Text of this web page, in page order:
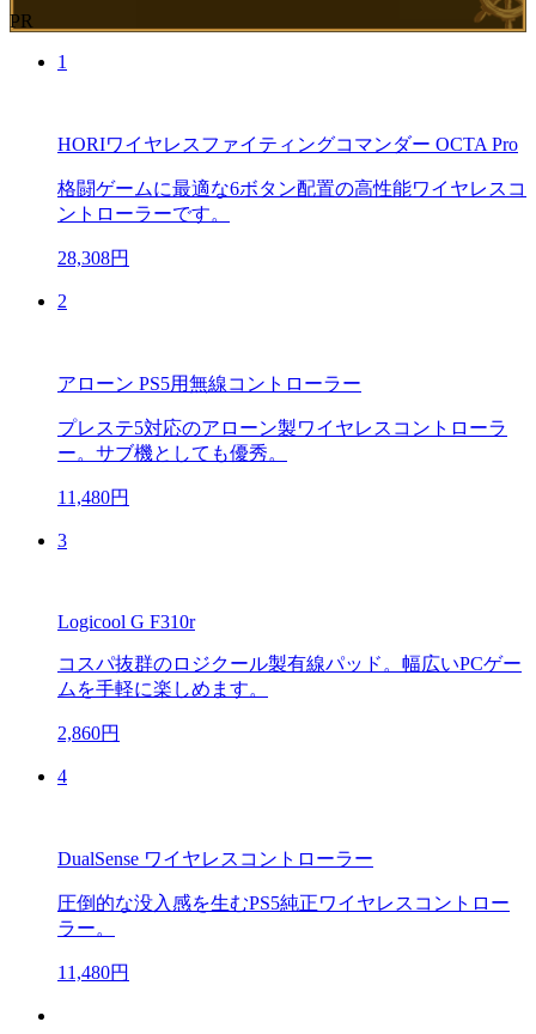
PR
1
HORIワイヤレスファイティングコマンダー OCTA Pro
格闘ゲームに最適な6ボタン配置の高性能ワイヤレスコ
ントローラーです。
28,308円
2
アローン PS5用無線コントローラー
プレステ5対応のアローン製ワイヤレスコントローラ
ー。サブ機としても優秀。
11,480円
3
Logicool G F310r
コスパ抜群のロジクール製有線パッド。幅広いPCゲー
ムを手軽に楽しめます。
2,860円
4
DualSense ワイヤレスコントローラー
圧倒的な没入感を生むPS5純正ワイヤレスコントロー
ラー。
11,480円